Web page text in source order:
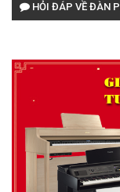
HỎI ĐÁP VỀ ĐÀN